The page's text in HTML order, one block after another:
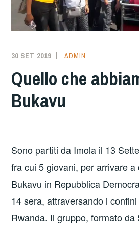
30 SET 2019 ADMIN
Quello che
Bukavu
Sono partiti da Imola il 13
fra cui 5 giovani, per arrivare a
Bukavu in Repubblica
14 sera, attraversando i
Rwanda. Il gruppo, formato da